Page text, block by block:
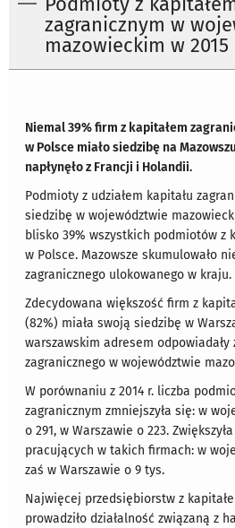
Podmioty z
zagranicznym w
mazowieckim w 2015
Niemal 39% firm z kapitałem
w Polsce miało siedzibę na
napłynęło z Francji i Holandii.
Podmioty z udziałem kapitału
siedzibę w województwie
blisko 39% wszystkich podmiotów z
w Polsce. Mazowsze skumulowało
zagranicznego ulokowanego w kraju.
Zdecydowana większość firm z
(82%) miała swoją siedzibę w
warszawskim adresem odpowiadały
zagranicznego w województwie
W porównaniu z 2014 r. liczba
zagranicznym zmniejszyła się: w
o 291, w Warszawie o 223.
pracujących w takich firmach: w
zaś w Warszawie o 9 tys.
Najwięcej przedsiębiorstw z
prowadziło działalność związaną z